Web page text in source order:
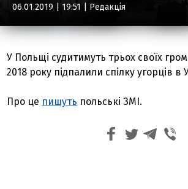
06.01.2019 | 19:51 | Редакція
У Польщі судитимуть трьох своїх
2018 року підпалили спілку угорців в
Про це пишуть польські ЗМІ.